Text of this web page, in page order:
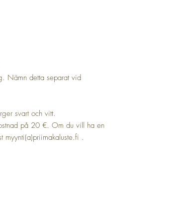
Nämn detta separat vid
svart och vitt.
på 20 €. Om du vill ha en
myynti(a)priimakaluste.fi .